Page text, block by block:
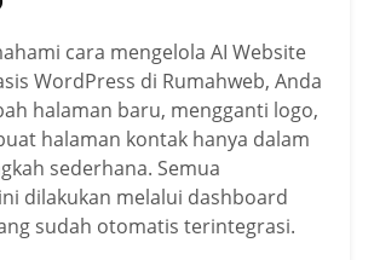
cara mengelola AI Website
WordPress di Rumahweb, Anda
halaman baru, mengganti logo,
halaman kontak hanya dalam
sederhana. Semua
dilakukan melalui dashboard
sudah otomatis terintegrasi.